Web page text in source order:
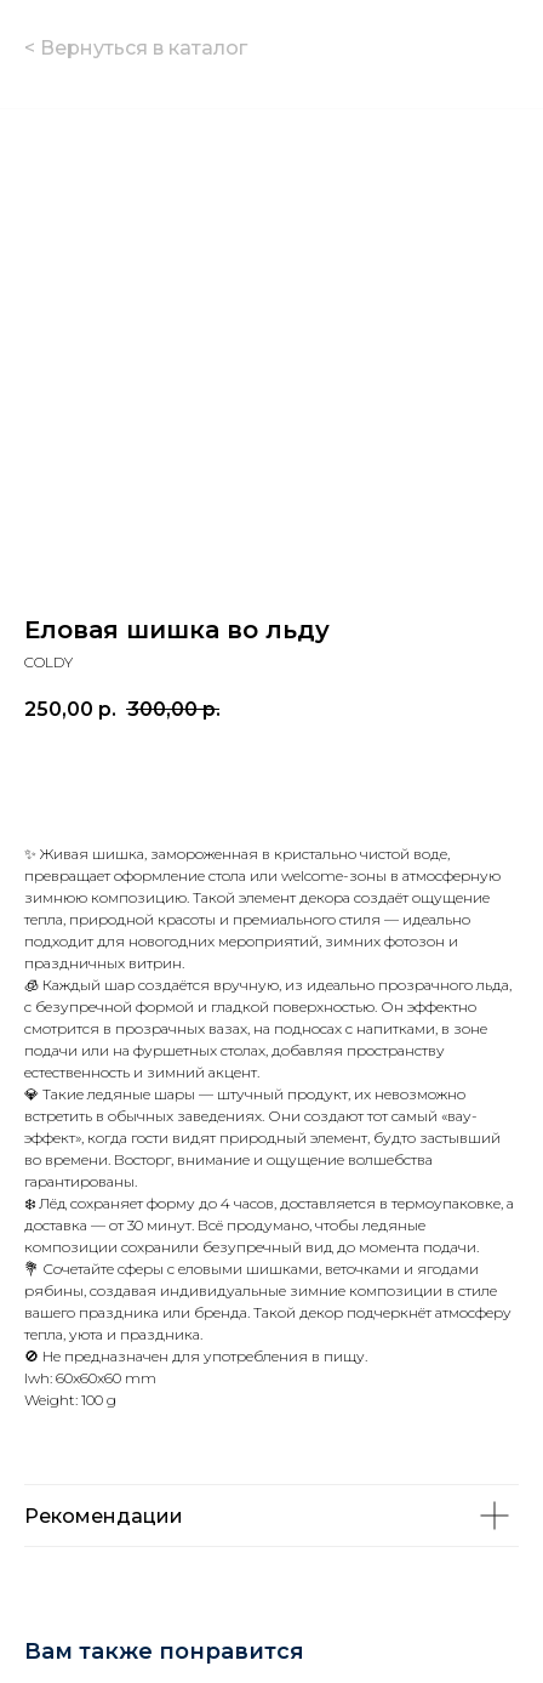
< Вернуться в каталог
Еловая шишка во льду
COLDY
250,00 р. 300,00 р.
✨ Живая шишка, замороженная в кристально чистой воде,
превращает оформление стола или welcome-зоны в атмосферную
зимнюю композицию. Такой элемент декора создаёт ощущение
тепла, природной красоты и премиального стиля — идеально
подходит для новогодних мероприятий, зимних фотозон и
праздничных витрин.
🧊 Каждый шар создаётся вручную, из идеально прозрачного льда,
с безупречной формой и гладкой поверхностью. Он эффектно
смотрится в прозрачных вазах, на подносах с напитками, в зоне
подачи или на фуршетных столах, добавляя пространству
естественность и зимний акцент.
💎 Такие ледяные шары — штучный продукт, их невозможно
встретить в обычных заведениях. Они создают тот самый «вау-
эффект», когда гости видят природный элемент, будто застывший
во времени. Восторг, внимание и ощущение волшебства
гарантированы.
❄️ Лёд сохраняет форму до 4 часов, доставляется в термоупаковке, а
доставка — от 30 минут. Всё продумано, чтобы ледяные
композиции сохранили безупречный вид до момента подачи.
💐 Сочетайте сферы с еловыми шишками, веточками и ягодами
рябины, создавая индивидуальные зимние композиции в стиле
вашего праздника или бренда. Такой декор подчеркнёт атмосферу
тепла, уюта и праздника.
🚫 Не предназначен для употребления в пищу.
lwh: 60x60x60 mm
Weight: 100 g
Рекомендации
Вам также понравится